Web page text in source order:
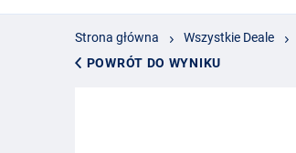
Strona główna Wszystkie Deale
POWRÓT DO WYNIKU